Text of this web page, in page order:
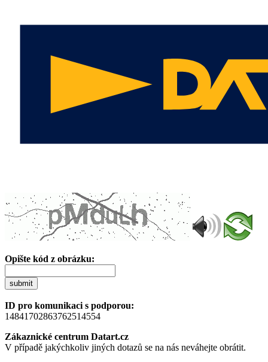
Opište kód z obrázku:
submit
ID pro komunikaci s podporou:
14841702863762514554
Zákaznické centrum Datart.cz
V případě jakýchkoliv jiných dotazů se na nás neváhejte obrátit.